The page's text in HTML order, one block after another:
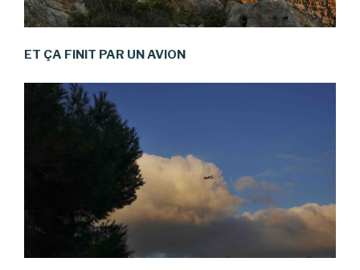
ET ÇA FINIT PAR UN AVION